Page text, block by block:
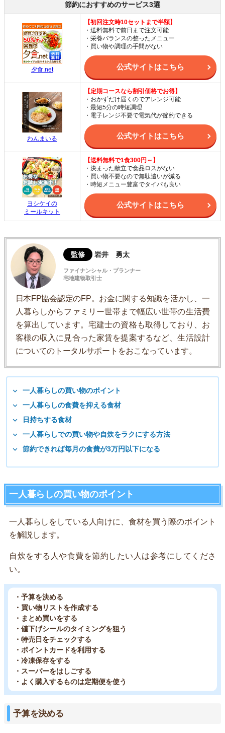
節約におすすめのサービス3選
夕食.net
【初回注文時10セットまで半額】
・送料無料で前日まで注文可能
・栄養バランスの整ったメニュー
・買い物や調理の手間がない
公式サイトはこちら
わんまいる
【定期コースなら割引価格でお得】
・おかずだけ届くのでアレンジ可能
・最短5分の時短調理
・電子レンジ不要で電気代が節約できる
公式サイトはこちら
ヨシケイの
ミールキット
【送料無料で1食300円～】
・決まった献立で食品ロスがない
・買い物不要なので無駄遣いが減る
・時短メニュー豊富でタイパも良い
公式サイトはこちら
監修 岩井 勇太
ファイナンシャル・プランナー
宅地建物取引士
日本FP協会認定のFP。お金に関する知識を活かし、一
人暮らしからファミリー世帯まで幅広い世帯の生活費
を算出しています。宅建士の資格も取得しており、お
客様の収入に見合った家賃を提案するなど、生活設計
についてのトータルサポートをおこなっています。
一人暮らしの買い物のポイント
一人暮らしの食費を抑える食材
日持ちする食材
一人暮らしでの買い物や自炊をラクにする方法
節約できれば毎月の食費が3万円以下になる
一人暮らしの買い物のポイント
一人暮らしをしている人向けに、食材を買う際のポイント
を解説します。
自炊をする人や食費を節約したい人は参考にしてくださ
い。
・予算を決める
・買い物リストを作成する
・まとめ買いをする
・値下げシールのタイミングを狙う
・特売日をチェックする
・ポイントカードを利用する
・冷凍保存をする
・スーパーをはしごする
・よく購入するものは定期便を使う
予算を決める